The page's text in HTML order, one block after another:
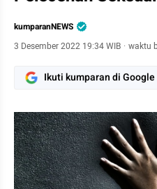
kumparanNEWS
3 Desember 2022 19:34 WIB · waktu
Ikuti kumparan di Google